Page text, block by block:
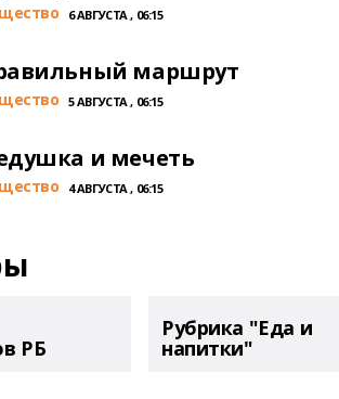
6 АВГУСТА , 06:15
маршрут
5 АВГУСТА , 06:15
и мечеть
4 АВГУСТА , 06:15
РБ
Рубрика "Еда и
напитки"